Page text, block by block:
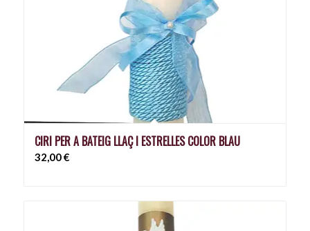
CIRI PER A BATEIG LLAÇ I ESTRELLES COLOR BLAU
32,00€